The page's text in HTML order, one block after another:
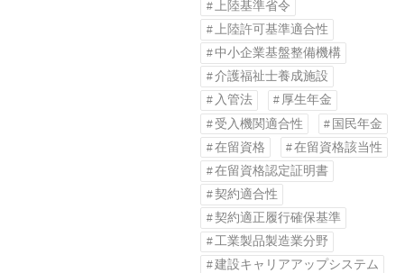
上陸基準省令
上陸許可基準適合性
中小企業基盤整備機構
介護福祉士養成施設
入管法
厚生年金
受入機関適合性
国民年金
在留資格
在留資格該当性
在留資格認定証明書
契約適合性
契約適正履行確保基準
工業製品製造業分野
建設キャリアアップシステム